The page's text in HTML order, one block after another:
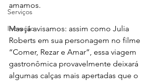
Serviços
Inovação
amamos.
Mas já avisamos: assim como Julia
Roberts em sua personagem no filme
“Comer, Rezar e Amar”, essa viagem
gastronômica provavelmente deixará
algumas calças mais apertadas que o